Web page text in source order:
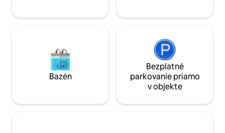
Bazén
Bezplatné
parkovanie priamo
v objekte